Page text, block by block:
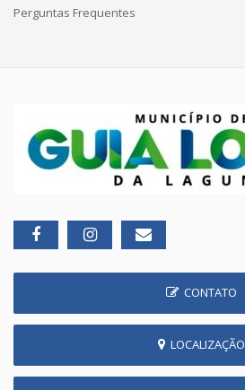
Perguntas Frequentes
CONTATO
LOCALIZAÇÃO